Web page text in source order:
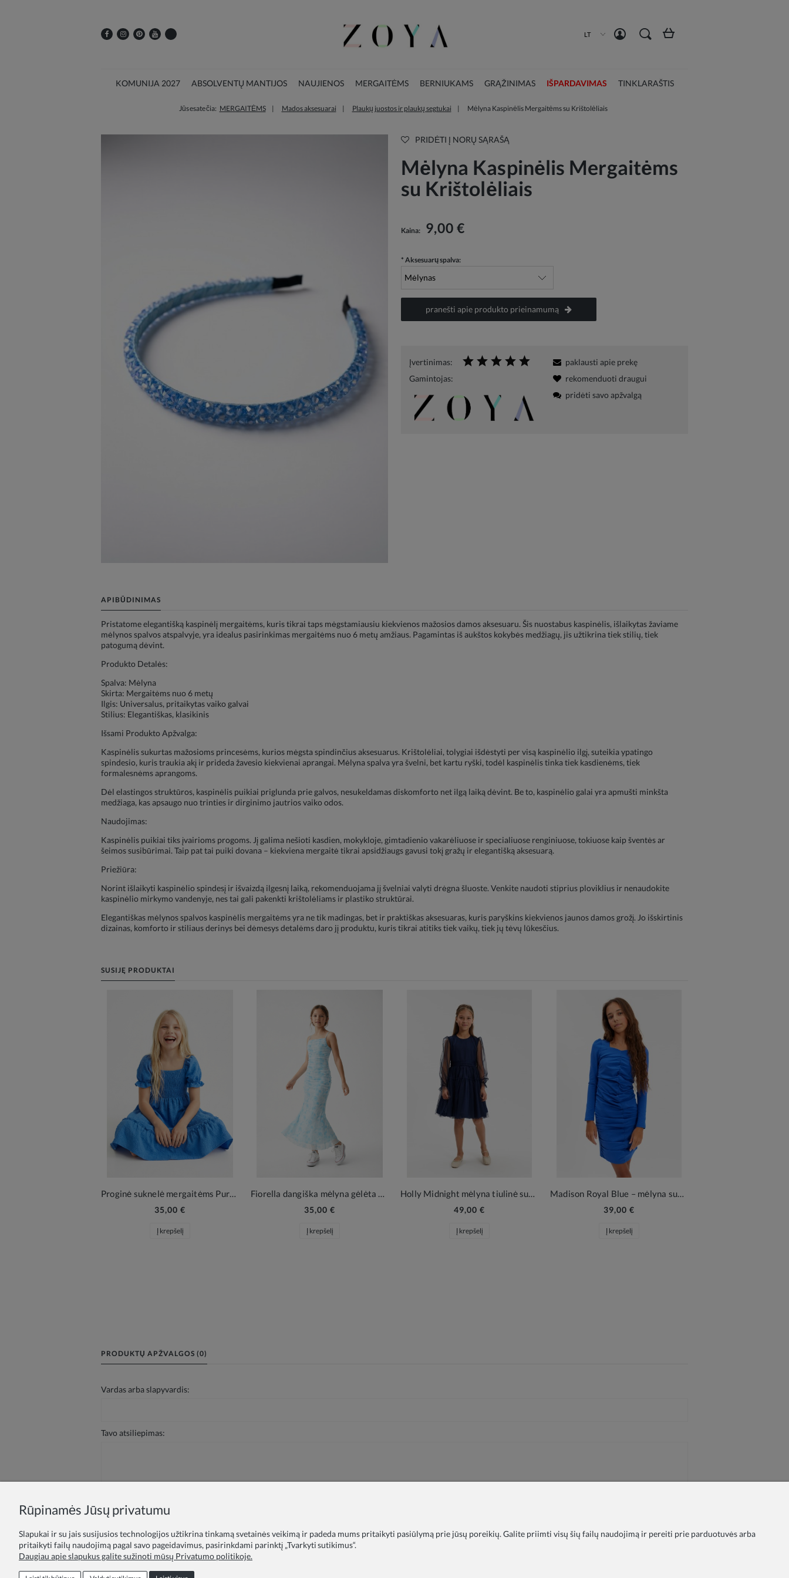
LT
KOMUNIJA 2027 ABSOLVENTŲ MANTIJOS NAUJIENOS MERGAITĖMS BERNIUKAMS GRĄŽINIMAS IŠPARDAVIMAS TINKLARAŠTIS
Jūs esate čia: MERGAITĖMS Mados aksesuarai Plaukų juostos ir plaukų segtukai Mėlyna Kaspinėlis Mergaitėms su Krištolėliais
PRIDĖTI Į NORŲ SĄRAŠĄ
Mėlyna Kaspinėlis Mergaitėms
su Krištolėliais
Kaina: 9,00 €
* Aksesuarų spalva:
pranešti apie produkto prieinamumą
Įvertinimas:
Gamintojas:
paklausti apie prekę
rekomenduoti draugui
pridėti savo apžvalgą
APIBŪDINIMAS
Pristatome elegantišką kaspinėlį mergaitėms, kuris tikrai taps mėgstamiausiu kiekvienos mažosios damos aksesuaru. Šis nuostabus kaspinėlis, išlaikytas žaviame
mėlynos spalvos atspalvyje, yra idealus pasirinkimas mergaitėms nuo 6 metų amžiaus. Pagamintas iš aukštos kokybės medžiagų, jis užtikrina tiek stilių, tiek
patogumą dėvint.
Produkto Detalės:
Spalva: Mėlyna
Skirta: Mergaitėms nuo 6 metų
Ilgis: Universalus, pritaikytas vaiko galvai
Stilius: Elegantiškas, klasikinis
Išsami Produkto Apžvalga:
Kaspinėlis sukurtas mažosioms princesėms, kurios mėgsta spindinčius aksesuarus. Krištolėliai, tolygiai išdėstyti per visą kaspinėlio ilgį, suteikia ypatingo
spindesio, kuris traukia akį ir prideda žavesio kiekvienai aprangai. Mėlyna spalva yra švelni, bet kartu ryški, todėl kaspinėlis tinka tiek kasdienėms, tiek
formalesnėms aprangoms.
Dėl elastingos struktūros, kaspinėlis puikiai priglunda prie galvos, nesukeldamas diskomforto net ilgą laiką dėvint. Be to, kaspinėlio galai yra apmušti minkšta
medžiaga, kas apsaugo nuo trinties ir dirginimo jautrios vaiko odos.
Naudojimas:
Kaspinėlis puikiai tiks įvairioms progoms. Jį galima nešioti kasdien, mokykloje, gimtadienio vakarėliuose ir specialiuose renginiuose, tokiuose kaip šventės ar
šeimos susibūrimai. Taip pat tai puiki dovana – kiekviena mergaitė tikrai apsidžiaugs gavusi tokį gražų ir elegantišką aksesuarą.
Priežiūra:
Norint išlaikyti kaspinėlio spindesį ir išvaizdą ilgesnį laiką, rekomenduojama jį švelniai valyti drėgna šluoste. Venkite naudoti stiprius ploviklius ir nenaudokite
kaspinėlio mirkymo vandenyje, nes tai gali pakenkti krištolėliams ir plastiko struktūrai.
Elegantiškas mėlynos spalvos kaspinėlis mergaitėms yra ne tik madingas, bet ir praktiškas aksesuaras, kuris paryškins kiekvienos jaunos damos grožį. Jo išskirtinis
dizainas, komforto ir stiliaus derinys bei dėmesys detalėms daro jį produktu, kuris tikrai atitiks tiek vaikų, tiek jų tėvų lūkesčius.
SUSIJĘ PRODUKTAI
35,00 €
Į krepšelį
35,00 €
Į krepšelį
49,00 €
Į krepšelį
39,00 €
Į krepšelį
PRODUKTŲ APŽVALGOS (0)
Vardas arba slapyvardis:
Tavo atsiliepimas:
Siųsti
Lojalumo programa
Rūpinamės Jūsų privatumu
Slapukai ir su jais susijusios technologijos užtikrina tinkamą svetainės veikimą ir padeda mums pritaikyti pasiūlymą prie jūsų poreikių. Galite priimti visų šių failų naudojimą ir pereiti prie parduotuvės arba
pritaikyti failų naudojimą pagal savo pageidavimus, pasirinkdami parinktį „Tvarkyti sutikimus“.
Daugiau apie slapukus galite sužinoti mūsų Privatumo politikoje.